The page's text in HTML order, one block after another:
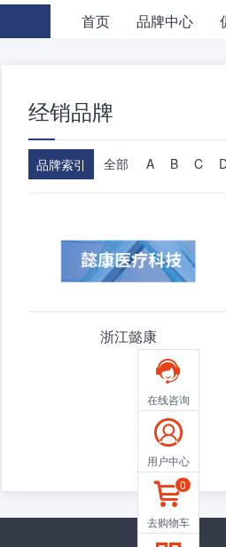
首页 品牌中心
经销品牌
品牌索引 全部 A B C
浙江懿康

在线咨询

用户中心

去购物车
0